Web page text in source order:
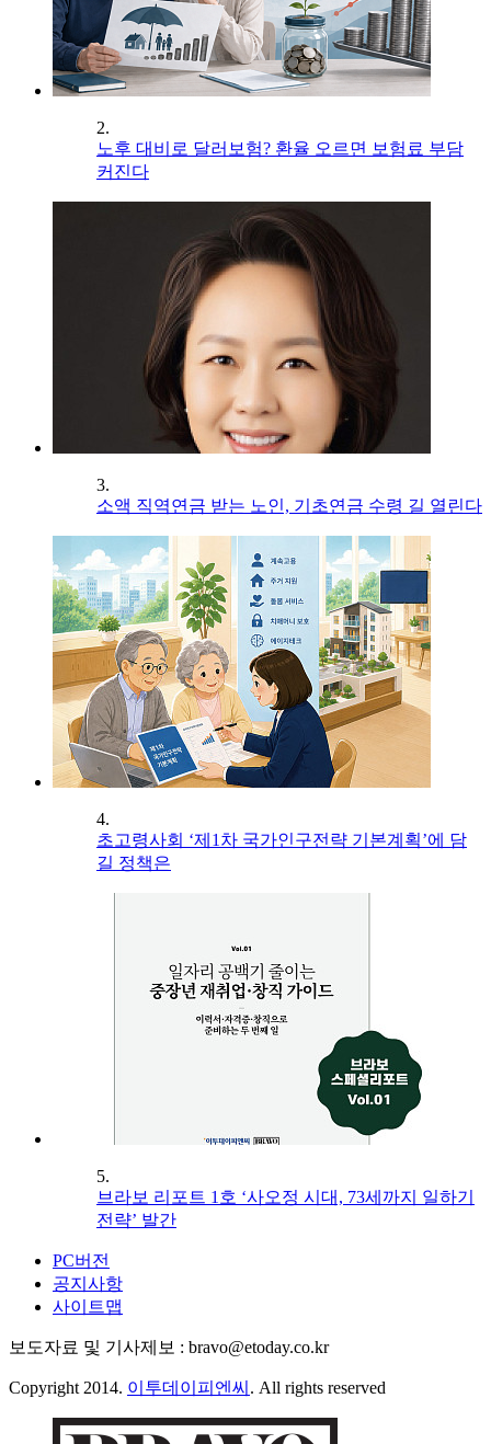
2.
노후 대비로 달러보험? 환율 오르면 보험료 부담
커진다
3.
소액 직역연금 받는 노인, 기초연금 수령 길 열린다
4.
초고령사회 ‘제1차 국가인구전략 기본계획’에 담
길 정책은
5.
브라보 리포트 1호 ‘사오정 시대, 73세까지 일하기
전략’ 발간
PC버전
공지사항
사이트맵
보도자료 및 기사제보 : bravo@etoday.co.kr
Copyright 2014. 이투데이피엔씨 . All rights reserved